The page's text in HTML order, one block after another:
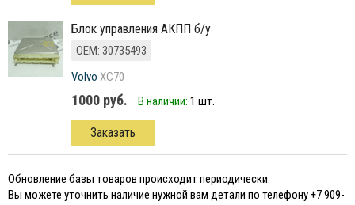
блок управления АКПП б/у
ОЕМ: 30735493
Volvo XC70
1000 руб. В наличии: 1 шт.
Заказать
Обновление базы товаров происходит периодически.
Вы можете уточнить наличие нужной вам детали по телефону +7 909-